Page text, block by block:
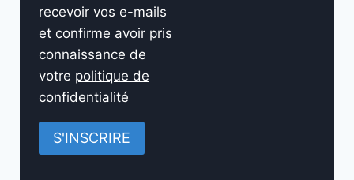
recevoir vos e-mails
et confirme avoir pris
connaissance de
votre politique de
confidentialité